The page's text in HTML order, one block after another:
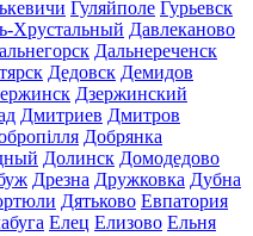
Гуляйполе Гурьевск
Хрустальный Давлеканово
Дальнереченск
Дедовск Демидов
Дзержинский
Дмитриев Дмитров
Добрянка
Долинск Домодедово
Дрезна Дружковка Дубна
Дятьково Евпатория
Елец Елизово Ельня